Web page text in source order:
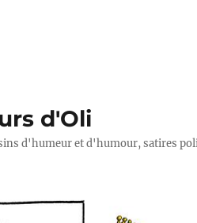
d'Oli
d'humeur et d'humour, satires